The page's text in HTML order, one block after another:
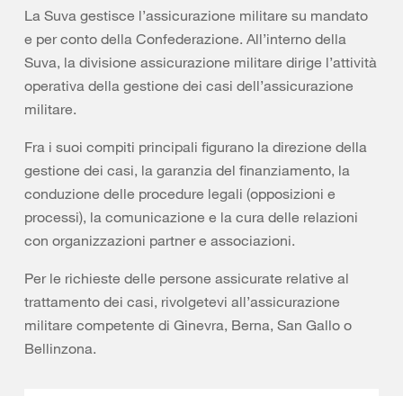
La Suva gestisce l’assicurazione militare su mandato
e per conto della Confederazione. All’interno della
Suva, la divisione assicurazione militare dirige l’attività
operativa della gestione dei casi dell’assicurazione
militare.
Fra i suoi compiti principali figurano la direzione della
gestione dei casi, la garanzia del finanziamento, la
conduzione delle procedure legali (opposizioni e
processi), la comunicazione e la cura delle relazioni
con organizzazioni partner e associazioni.
Per le richieste delle persone assicurate relative al
trattamento dei casi, rivolgetevi all’assicurazione
militare competente di Ginevra, Berna, San Gallo o
Bellinzona.